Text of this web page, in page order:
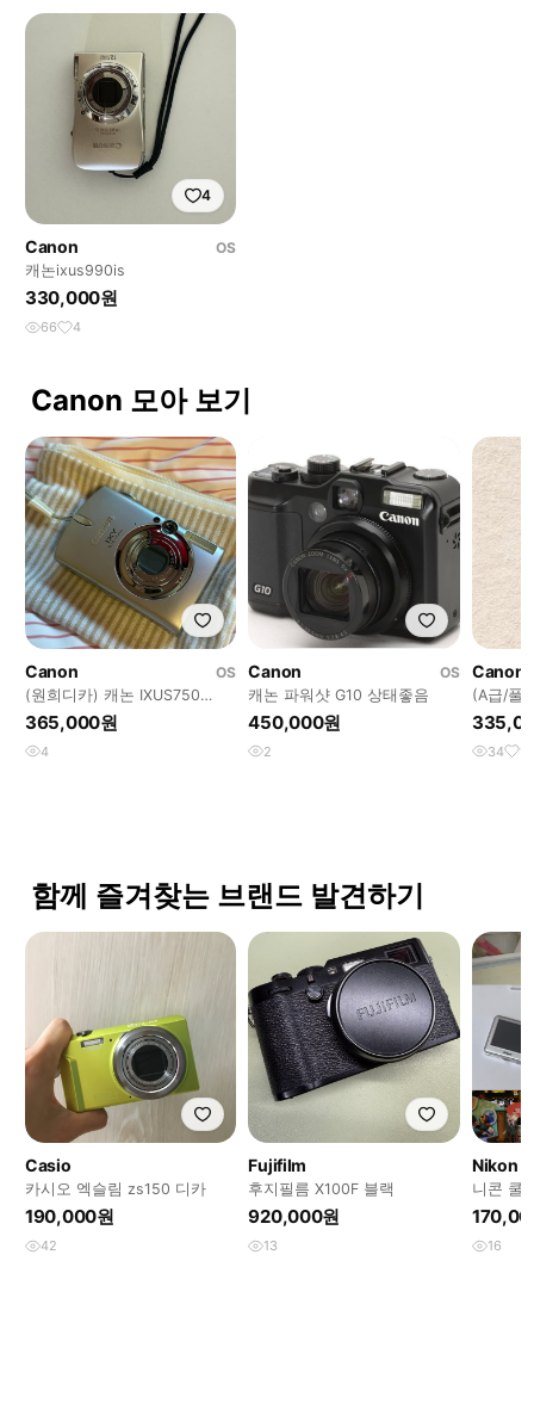
4
Canon
OS
캐논ixus990is
330,000원
66 4
Canon 모아 보기
Canon
OS
(원희디카) 캐논 IXUS750
IXY700 실버
365,000원
4
Canon
OS
캐논 파워샷 G10 상태좋음
450,000원
2
Canon
(A급/풀
60 디카
34 1
함께 즐겨찾는 브랜드 발견하기
Casio
카시오 엑슬림 zs150 디카
190,000원
42
Fujifilm
후지필름 X100F 블랙
920,000원
13
Nikon
니콘 쿨
16